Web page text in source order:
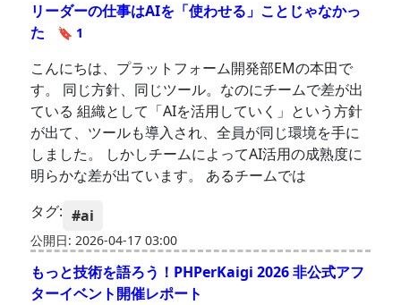
リーダーの仕事はAIを「使わせる」ことじゃなかっ
た
🔖 1
こんにちは、プラットフォーム開発部EMの本田で
す。 同じ方針、同じツール。なのにチームで差が出
ている 組織として「AIを活用していく」という方針
が出て、ツールも導入され、全員が同じ環境を手に
しました。 しかしチームによってAI活用の成熟度に
明らかな差が出ています。 あるチームでは
タグ: #ai
公開日: 2026-04-17 03:00
もっと技術を語ろう！PHPerKaigi 2026 非公式アフ
ターイベント開催レポート